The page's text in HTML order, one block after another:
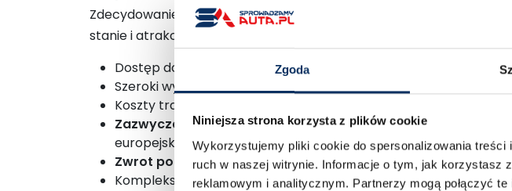
Zgoda
Niniejsza strona korzysta z plików cookie
Wykorzystujemy pliki cookie do spersonalizowania
ruch w naszej witrynie. Informacje o tym, jak korzystasz
reklamowym i analitycznym. Partnerzy mogą połączyć
Zdecydowanie tak – szczególnie jeśli zależy Ci na samochodzie w
stanie i atrakcyjnej cenie. Oto najważniejsze
Dostęp do
licytacji ubezpieczalni
Szeroki wybór modeli – w tym popularne SUV-y i pick-upy
Koszty transportu i czas dostawy
Zazwyczaj brak konieczności przeróbek– pojazdy często są
europejskich
Zwrot podatku– klient zyskuje realne oszczędności
Kompleksowa obsługa całego procesu – od zakupu po